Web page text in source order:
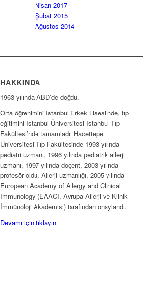
Nisan 2017
Şubat 2015
Ağustos 2014
HAKKINDA
1963 yılında ABD’de doğdu.
Orta öğrenimini Istanbul Erkek Lisesi’nde, tıp
eğitimini Istanbul Üniversitesi Istanbul Tıp
Fakültesi’nde tamamladı. Hacettepe
Üniversitesi Tıp Fakültesinde 1993 yılında
pediatri uzmanı, 1996 yılında pediatrik allerji
uzmanı, 1997 yılında doçent, 2003 yılında
profesör oldu. Allerji uzmanlığı, 2005 yılında
European Academy of Allergy and Clinical
Immunology (EAACI, Avrupa Allerji ve Klinik
İmmünoloji Akademisi) tarafından onaylandı.
Devamı için tıklayın